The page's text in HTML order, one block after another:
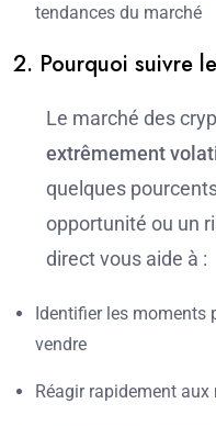
tendances du marché
2. Pourquoi suivre
Le marché des
extrêmement
quelques
opportunité ou un
direct vous aide à :
Identifier les moments
vendre
Réagir rapidement